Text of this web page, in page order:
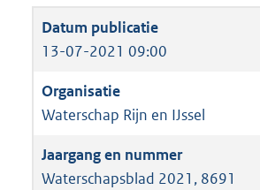
13-07-2021 09:00
Waterschap Rijn en IJssel
Waterschapsblad 2021, 8691